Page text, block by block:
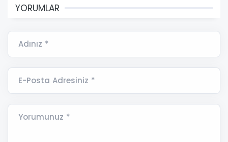
YORUMLAR
Adınız *
E-Posta Adresiniz *
Yorumunuz *